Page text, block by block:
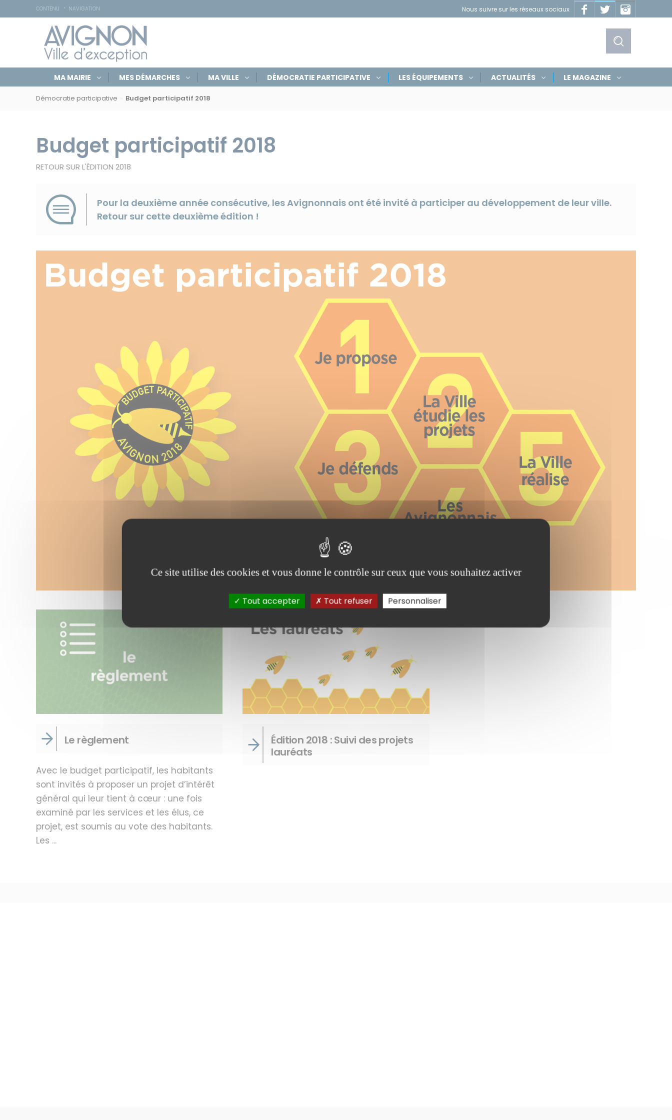
Accessibilité
CONTENU NAVIGATION
Afficher
le
Rechercher
sur
avignon.fr
Masquer
formulaire
de
recherche
Nous suivre sur les réseaux sociaux
Masquer
les
FacebookTwitterInstagram
Navigation
par
rubriques
MA MAIRIE MES DÉMARCHES MA VILLE DÉMOCRATIE PARTICIPATIVE LES ÉQUIPEMENTS ACTUALITÉS LE MAGAZINE
par
Démocratie participative Budget participatif 2018
Budget participatif 2018
RETOUR SUR L'ÉDITION 2018
Pour la deuxième année consécutive, les Avignonnais ont été invité à participer au développement de leur ville.
Retour sur cette deuxième édition !
Le règlement
Avec le budget participatif, les habitants
sont invités à proposer un projet d’intérêt
général qui leur tient à cœur : une fois
examiné par les services et les élus, ce
projet, est soumis au vote des habitants.
Les ...
Édition 2018 : Suivi des projets
lauréats
Ce site utilise des cookies et vous donne le contrôle sur ceux que vous souhaitez activer
Tout accepter Tout refuser Personnaliser